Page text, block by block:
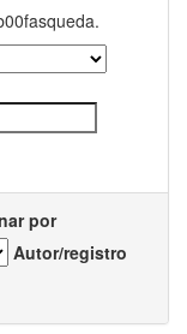
por
Autor/registro